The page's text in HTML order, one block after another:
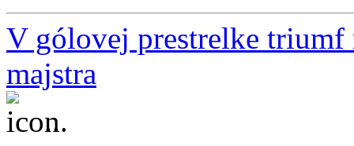
V gólovej prestrelke
majstra
...